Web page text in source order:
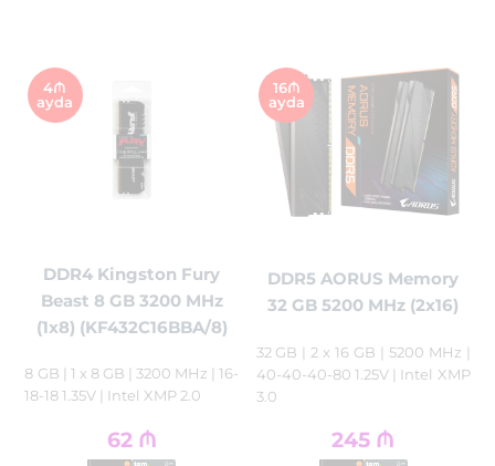
4₼
ayda
DDR4 Kingston Fury
Beast 8 GB 3200 MHz
(1x8) (KF432C16BBA/8)
8 GB | 1 x 8 GB | 3200 MHz | 16-
18-18 1.35V | Intel XMP 2.0
62 ₼
16₼
ayda
DDR5 AORUS Memory
32 GB 5200 MHz (2x16)
32 GB | 2 x 16 GB | 5200 MHz |
40-40-40-80 1.25V | Intel XMP
3.0
245 ₼